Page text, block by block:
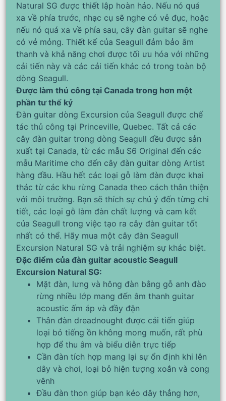
Natural SG được thiết lập hoàn hảo. Nếu nó quá
xa về phía trước, nhạc cụ sẽ nghe có vẻ đục, hoặc
nếu nó quá xa về phía sau, cây đàn guitar sẽ nghe
có vẻ mỏng. Thiết kế của Seagull đảm bảo âm
thanh và khả năng chơi được tối ưu hóa với những
cải tiến này và các cải tiến khác có trong toàn bộ
dòng Seagull.
Được làm thủ công tại Canada trong hơn một
phần tư thế kỷ
Đàn guitar dòng Excursion của Seagull được chế
tác thủ công tại Princeville, Quebec. Tất cả các
cây đàn guitar trong dòng Seagull đều được sản
xuất tại Canada, từ các mẫu S6 Original đến các
mẫu Maritime cho đến cây đàn guitar dòng Artist
hàng đầu. Hầu hết các loại gỗ làm đàn được khai
thác từ các khu rừng Canada theo cách thân thiện
với môi trường. Bạn sẽ thích sự chú ý đến từng chi
tiết, các loại gỗ làm đàn chất lượng và cam kết
của Seagull trong việc tạo ra cây đàn guitar tốt
nhất có thể. Hãy mua một cây đàn Seagull
Excursion Natural SG và trải nghiệm sự khác biệt.
Đặc điểm của đàn guitar acoustic Seagull
Excursion Natural SG:
Mặt đàn, lưng và hông đàn bằng gỗ anh đào
rừng nhiều lớp mang đến âm thanh guitar
acoustic ấm áp và đầy đặn
Thân đàn dreadnought được cải tiến giúp
loại bỏ tiếng ồn không mong muốn, rất phù
hợp để thu âm và biểu diễn trực tiếp
Cần đàn tích hợp mang lại sự ổn định khi lên
dây và chơi, loại bỏ hiện tượng xoắn và cong
vênh
Đầu đàn thon giúp bạn kéo dây thẳng hơn,